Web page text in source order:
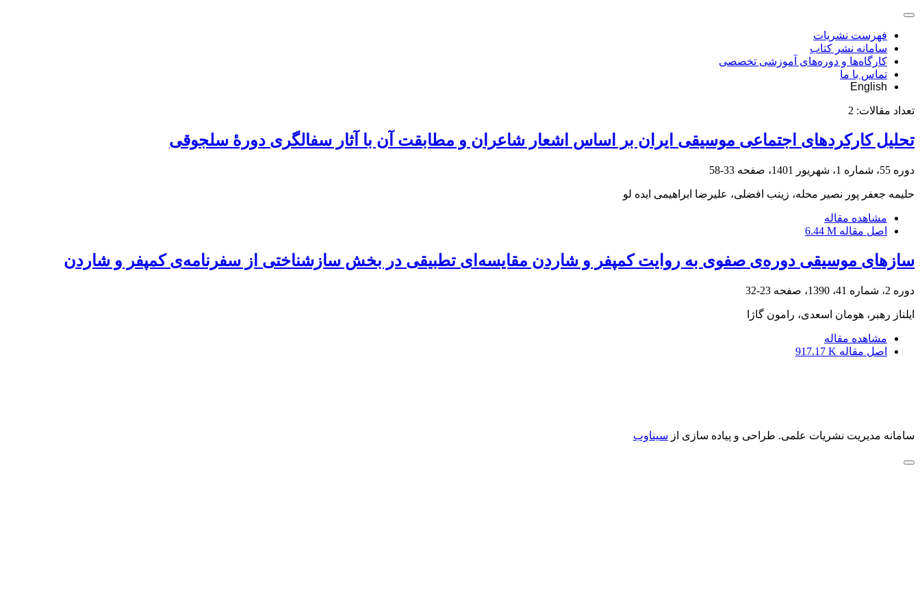
فهرست نشریات
سامانه نشر کتاب
کارگاه‌ها و دوره‌های آموزشی تخصصی
تماس با ما
English
تعداد مقالات: 2
تحلیل کارکردهای اجتماعی موسیقی ایران بر اساس اشعار شاعران و مطابقت آن با آثار سفالگری دورۀ سلجوقی
دوره 55، شماره 1، شهریور 1401، صفحه 33-58
حلیمه جعفر پور نصیر محله، زینب افضلی، علیرضا ابراهیمی ایده لو
مشاهده مقاله
اصل مقاله 6.44 M
سازهای موسیقی دوره‌ی صفوی به روایت کمپفر و شاردن مقایسه‌ای تطبیقی در بخش سازشناختی از سفرنامه‌ی کمپفر و شاردن
دوره 2، شماره 41، 1390، صفحه 23-32
ایلناز رهبر، هومان اسعدی، رامون گاژا
مشاهده مقاله
اصل مقاله 917.17 K
سامانه مدیریت نشریات علمی. طراحی و پیاده سازی از سیناوب